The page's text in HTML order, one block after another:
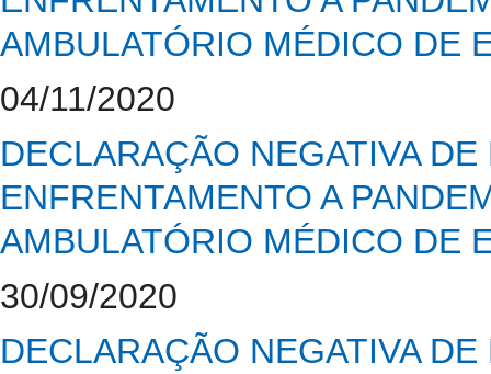
AMBULATÓRIO MÉDICO DE
04/11/2020
DECLARAÇÃO NEGATIVA
ENFRENTAMENTO A
AMBULATÓRIO MÉDICO DE
30/09/2020
DECLARAÇÃO NEGATIVA